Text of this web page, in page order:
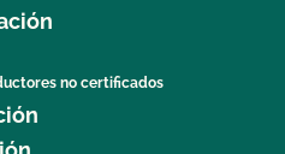
no certificados